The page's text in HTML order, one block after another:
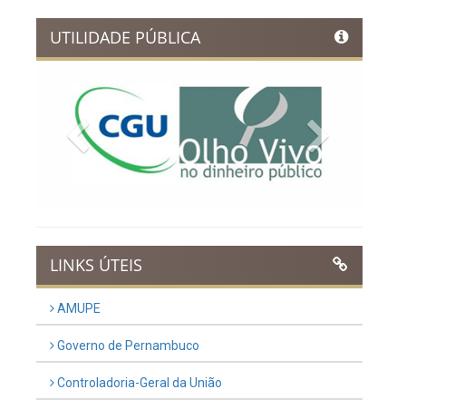
UTILIDADE PÚBLICA
Previous
LINKS ÚTEIS
AMUPE
Governo de Pernambuco
Controladoria-Geral da União